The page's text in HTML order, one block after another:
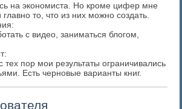
на экономиста. Но кроме цифер мне
то, что из них можно создать.
с видео, заниматься блогом,
пор мои результаты ограничивались
Есть черновые варианты книг.